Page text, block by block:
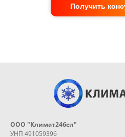
Получить
ООО "Климат24бел"
УНП 491059396